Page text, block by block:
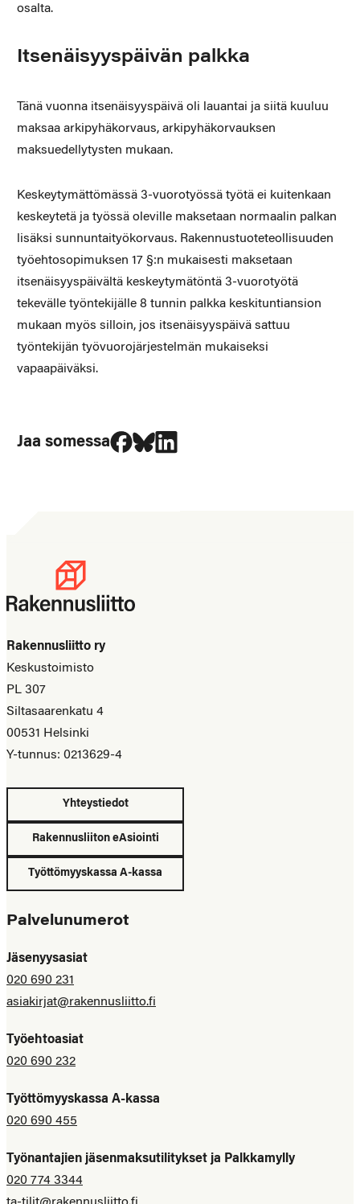
osalta.
Itsenäisyyspäivän palkka
Tänä vuonna itsenäisyyspäivä oli lauantai ja siitä kuuluu
maksaa arkipyhäkorvaus, arkipyhäkorvauksen
maksuedellytysten mukaan.
Keskeytymättömässä 3-vuorotyössä työtä ei kuitenkaan
keskeytetä ja työssä oleville maksetaan normaalin palkan
lisäksi sunnuntaityökorvaus. Rakennustuoteteollisuuden
työehtosopimuksen 17 §:n mukaisesti maksetaan
itsenäisyyspäivältä keskeytymätöntä 3-vuorotyötä
tekevälle työntekijälle 8 tunnin palkka keskituntiansion
mukaan myös silloin, jos itsenäisyyspäivä sattuu
työntekijän työvuorojärjestelmän mukaiseksi
vapaapäiväksi.
Jaa somessa
Jaa Facebookissa
Jaa Blueskyssa
Jaa LinkedIn:ssä
Rakennusliitto ry
Keskustoimisto
PL 307
Siltasaarenkatu 4
00531 Helsinki
Y-tunnus: 0213629-4
Yhteystiedot
Rakennusliiton eAsiointi
Työttömyyskassa A-kassa
Palvelunumerot
Jäsenyysasiat
020 690 231
asiakirjat@rakennusliitto.fi
Työehtoasiat
020 690 232
Työttömyyskassa A-kassa
020 690 455
Työnantajien jäsenmaksutilitykset ja Palkkamylly
020 774 3344